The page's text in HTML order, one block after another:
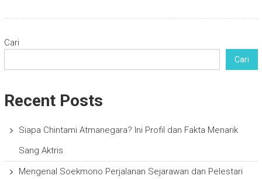
Cari
Cari
Recent Posts
Siapa Chintami Atmanegara? Ini Profil dan Fakta Menarik
Sang Aktris
Mengenal Soekmono Perjalanan Sejarawan dan Pelestari